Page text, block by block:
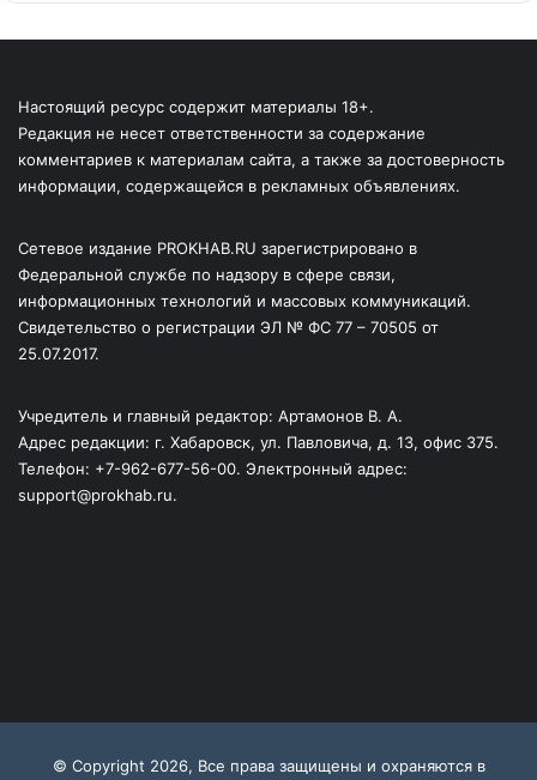
Настоящий ресурс содержит материалы 18+.
Редакция не несет ответственности за содержание
комментариев к материалам сайта, а также за достоверность
информации, содержащейся в рекламных объявлениях.
Сетевое издание PROKHAB.RU зарегистрировано в
Федеральной службе по надзору в сфере связи,
информационных технологий и массовых коммуникаций.
Свидетельство о регистрации ЭЛ № ФС 77 – 70505 от
25.07.2017.
Учредитель и главный редактор: Артамонов В. А.
Адрес редакции: г. Хабаровск, ул. Павловича, д. 13, офис 375.
Телефон: +7-962-677-56-00. Электронный адрес:
support@prokhab.ru.
© Copyright 2026, Все права защищены и охраняются в